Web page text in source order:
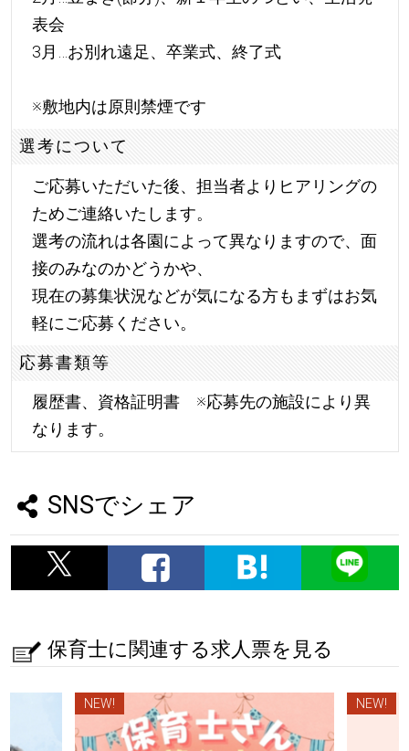
表会
3月…お別れ遠足、卒業式、終了式
※敷地内は原則禁煙です
選考について
ご応募いただいた後、担当者よりヒアリングの
ためご連絡いたします。
選考の流れは各園によって異なりますので、面
接のみなのかどうかや、
現在の募集状況などが気になる方もまずはお気
軽にご応募ください。
応募書類等
履歴書、資格証明書 ※応募先の施設により異
なります。
SNSでシェア
保育士に関連する求人票を見る
NEW! NEW!